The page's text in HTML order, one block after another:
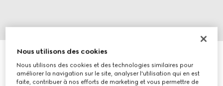
Lunettes de soleil ovales
CHF 425
Déclinaisons écaille de tortue foncée
Nous utilisons des cookies
Nous utilisons des cookies et des technologies similaires pour
améliorer la navigation sur le site, analyser l'utilisation qui en est
faite, contribuer à nos efforts de marketing et vous permettre de